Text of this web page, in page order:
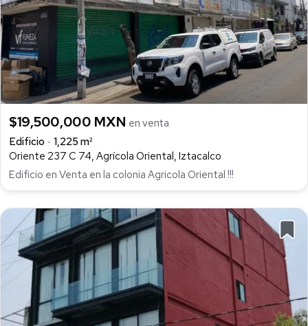
$19,500,000 MXN en venta
Edificio
1,225 m²
Oriente 237 C 74, Agrícola Oriental, Iztacalco
Edificio en Venta en la colonia Agricola Oriental !!!